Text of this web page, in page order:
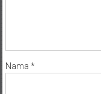
Nama *